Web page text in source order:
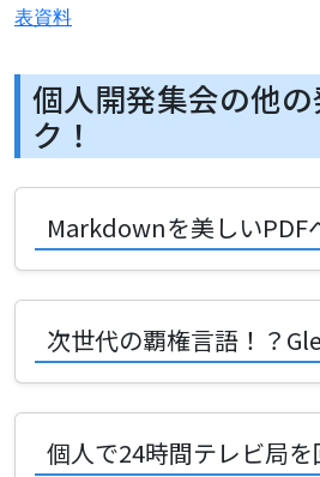
表資料
個人開発集会の他
ク！